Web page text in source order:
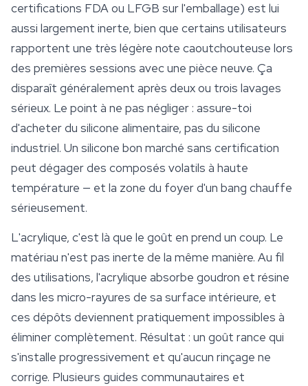
certifications FDA ou LFGB sur l'emballage) est lui
aussi largement inerte, bien que certains utilisateurs
rapportent une très légère note caoutchouteuse lors
des premières sessions avec une pièce neuve. Ça
disparaît généralement après deux ou trois lavages
sérieux. Le point à ne pas négliger : assure-toi
d'acheter du silicone alimentaire, pas du silicone
industriel. Un silicone bon marché sans certification
peut dégager des composés volatils à haute
température — et la zone du foyer d'un bang chauffe
sérieusement.
L'acrylique, c'est là que le goût en prend un coup. Le
matériau n'est pas inerte de la même manière. Au fil
des utilisations, l'acrylique absorbe goudron et résine
dans les micro-rayures de sa surface intérieure, et
ces dépôts deviennent pratiquement impossibles à
éliminer complètement. Résultat : un goût rance qui
s'installe progressivement et qu'aucun rinçage ne
corrige. Plusieurs guides communautaires et